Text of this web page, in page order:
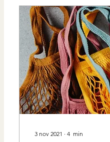
3 nov 2021 ∙ 4 min